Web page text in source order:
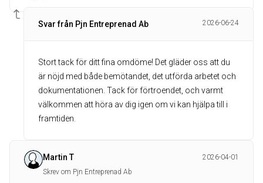
Svar från Pjn Entreprenad Ab 2026-06-24
Stort tack för ditt fina omdöme! Det gläder oss att du
är nöjd med både bemötandet, det utförda arbetet och
dokumentationen. Tack för förtroendet, och varmt
välkommen att höra av dig igen om vi kan hjälpa till i
framtiden.
Martin T
2026-04-01
Skrev om Pjn Entreprenad Ab